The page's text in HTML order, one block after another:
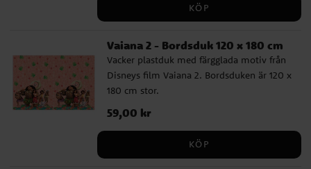
KÖP
Vaiana 2 - Bordsduk 120 x 180 cm
Vacker plastduk med färgglada motiv från
Disneys film Vaiana 2. Bordsduken är 120 x
180 cm stor.
Pris:59,00 kr
59,00 kr
KÖP